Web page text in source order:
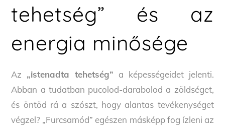
tehetség” és az
energia minősége
Az „istenadta tehetség” a képességeidet jelenti.
Abban a tudatban pucolod-darabolod a zöldséget,
és öntöd rá a szószt, hogy alantas tevékenységet
végzel? „Furcsamód” egészen másképp fog ízleni az